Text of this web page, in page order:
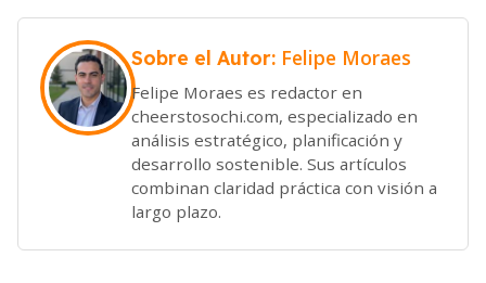
Sobre el Autor: Felipe Moraes
Felipe Moraes es redactor en
cheerstosochi.com, especializado en
análisis estratégico, planificación y
desarrollo sostenible. Sus artículos
combinan claridad práctica con visión a
largo plazo.